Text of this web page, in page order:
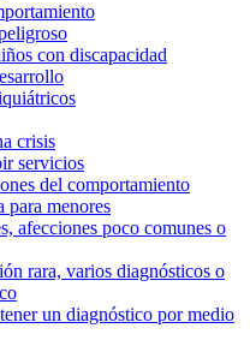
con discapacidad
crisis
servicios
del comportamiento
para menores
afecciones poco comunes o
rara, varios diagnósticos o
un diagnóstico por medio